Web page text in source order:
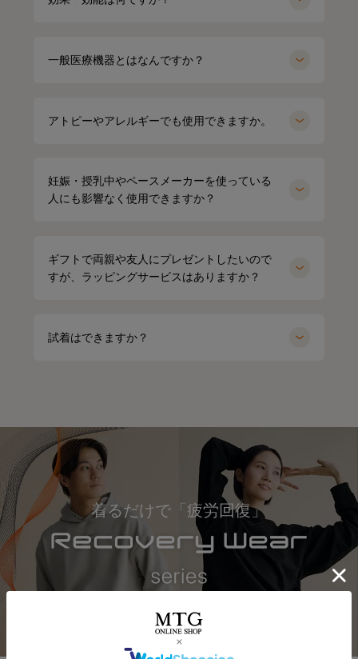
一般医療機器とはなんですか？
アトピーやアレルギーでも使用できますか。
妊娠・授乳中やペースメーカーを使っている
人にも影響なく使用できますか？
ギフトで両親や友人にプレゼントしたいので
すが、ラッピングサービスはありますか？
試着はできますか？
着るだけで「疲労回復」
詳しくはこちら